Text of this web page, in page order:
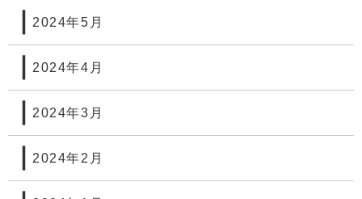
2024年5月
2024年4月
2024年3月
2024年2月